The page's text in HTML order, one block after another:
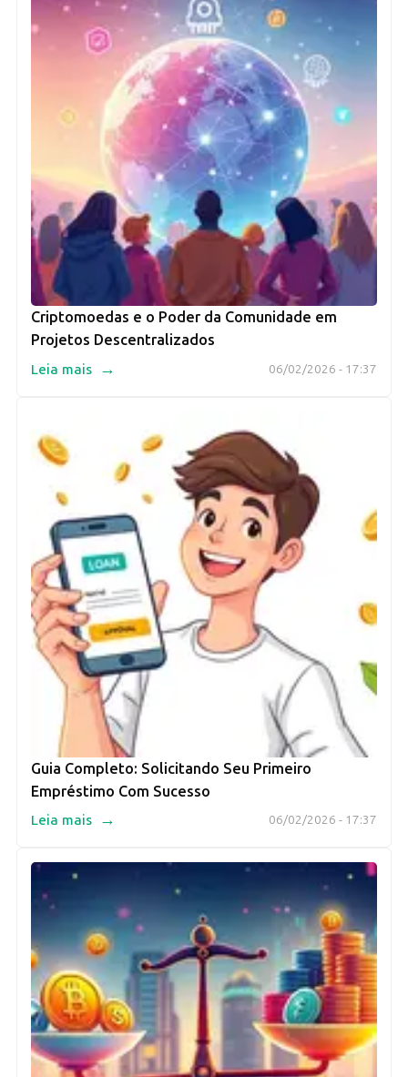
Criptomoedas e o Poder da Comunidade em
Projetos Descentralizados
06/02/2026 - 17:37
Leia mais →
Guia Completo: Solicitando Seu Primeiro
Empréstimo Com Sucesso
06/02/2026 - 17:37
Leia mais →